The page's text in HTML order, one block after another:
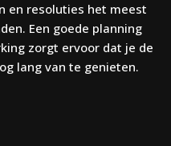
en resoluties het meest
Een goede planning
zorgt ervoor dat je de
lang van te genieten.